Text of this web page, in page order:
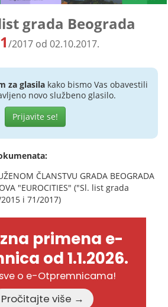
grada Beograda
/2017 od 02.10.2017.
za glasilakako bismo Vas obavestili
novo službeno glasilo.
Prijavite se!
ČLANSTVU GRADA BEOGRADA
"EUROCITIES" ("Sl. list grada
i 71/2017)
primena e-
od 1.1.2026.
o e-Otpremnicama!
Pročitajte više →